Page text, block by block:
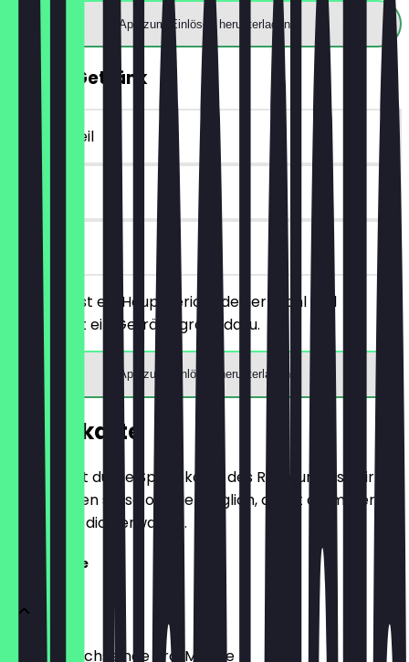
App zum Einlösen herunterladen
GRATIS Getränk
~4 € Vorteil
90 Tage
Du bestellst ein Hauptgericht deiner Wahl und
bekommst ein Getränk gratis dazu.
App zum Einlösen herunterladen
Speisekarte
Hier findest du die Speisekarte des Restaurants. Wir
aktualisieren sie so oft wie möglich, damit du immer
weißt, was dich erwartet.
Speisekarte
Täglich wechselnde BrotMische